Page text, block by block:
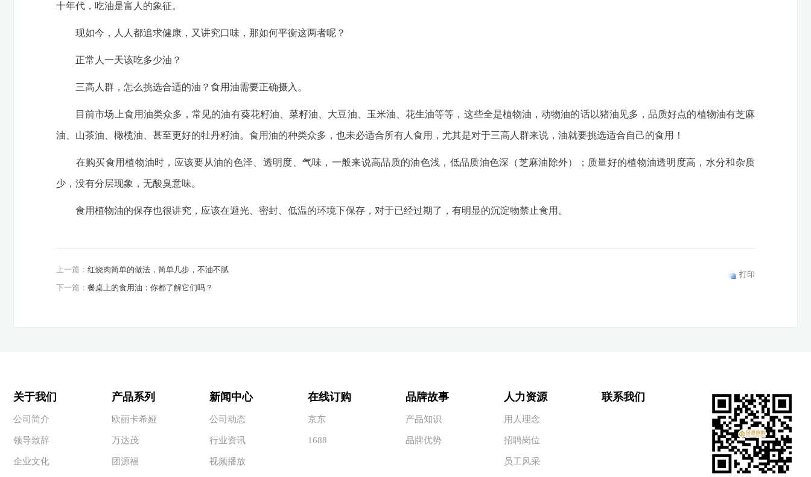
十年代，吃油是富人的象征。
现如今，人人都追求健康，又讲究口味，那如何平衡这两者呢？
正常人一天该吃多少油？
三高人群，怎么挑选合适的油？食用油需要正确摄入。
目前市场上食用油类众多，常见的油有葵花籽油、菜籽油、大豆油、玉米油、花生油等等，这些全是植物油，动物油的话以猪油见多，品质好点的植物油有芝麻
油、山茶油、橄榄油、甚至更好的牡丹籽油。食用油的种类众多，也未必适合所有人食用，尤其是对于三高人群来说，油就要挑选适合自己的食用！
在购买食用植物油时，应该要从油的色泽、透明度、气味，一般来说高品质的油色浅，低品质油色深（芝麻油除外）；质量好的植物油透明度高，水分和杂质
少，没有分层现象，无酸臭意味。
食用植物油的保存也很讲究，应该在避光、密封、低温的环境下保存，对于已经过期了，有明显的沉淀物禁止食用。
上一篇： 红烧肉简单的做法，简单几步，不油不腻
下一篇： 餐桌上的食用油：你都了解它们吗？
打印
关于我们
公司简介
领导致辞
企业文化
产品系列
欧丽卡希娅
万达茂
团源福
新闻中心
公司动态
行业资讯
视频播放
在线订购
京东
1688
品牌故事
产品知识
品牌优势
人力资源
用人理念
招聘岗位
员工风采
联系我们